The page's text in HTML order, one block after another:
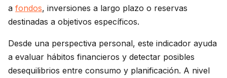
a fondos, inversiones a largo plazo o reservas
destinadas a objetivos específicos.
Desde una perspectiva personal, este indicador ayuda
a evaluar hábitos financieros y detectar posibles
desequilibrios entre consumo y planificación. A nivel